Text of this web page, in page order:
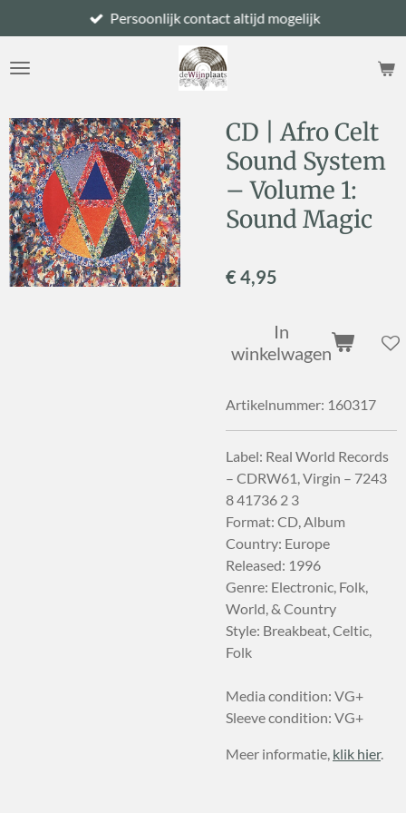
direct
naar
Persoonlijk contact altijd mogelijk
CD | Afro Celt
Sound System
– Volume 1:
Sound Magic
€ 4,95
In
winkelwagen
Artikelnummer: 160317
Label: Real World Records
– CDRW61, Virgin – 7243
8 41736 2 3
Format: CD, Album
Country: Europe
Released: 1996
Genre: Electronic, Folk,
World, & Country
Style: Breakbeat, Celtic,
Folk
Media condition: VG+
Sleeve condition: VG+
Meer informatie, klik hier.